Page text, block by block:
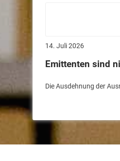
14. Juli 2026
Emittenten sind
Die Ausdehnung der